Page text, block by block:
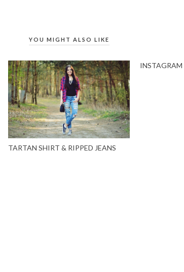
YOU MIGHT ALSO LIKE
TARTAN SHIRT & RIPPED JEANS